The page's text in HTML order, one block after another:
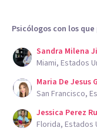
Psicólogos con los
Sandra Milena
Miami, Estados
Maria De Jesus
San Francisco,
Jessica Perez
Florida, Estados